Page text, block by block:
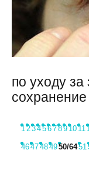
по уходу
1234567891011
4647484950/6451